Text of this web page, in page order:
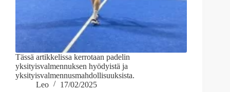
Tässä artikkelissa kerrotaan padelin
yksityisvalmennuksen hyödyistä ja
yksityisvalmennusmahdollisuuksista.
Leo
17/02/2025